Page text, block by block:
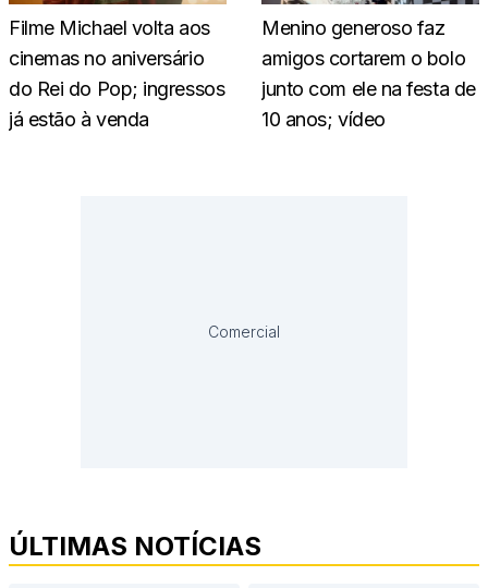
Filme Michael volta aos
cinemas no aniversário
do Rei do Pop; ingressos
já estão à venda
Menino generoso faz
amigos cortarem o bolo
junto com ele na festa de
10 anos; vídeo
Comercial
ÚLTIMAS NOTÍCIAS